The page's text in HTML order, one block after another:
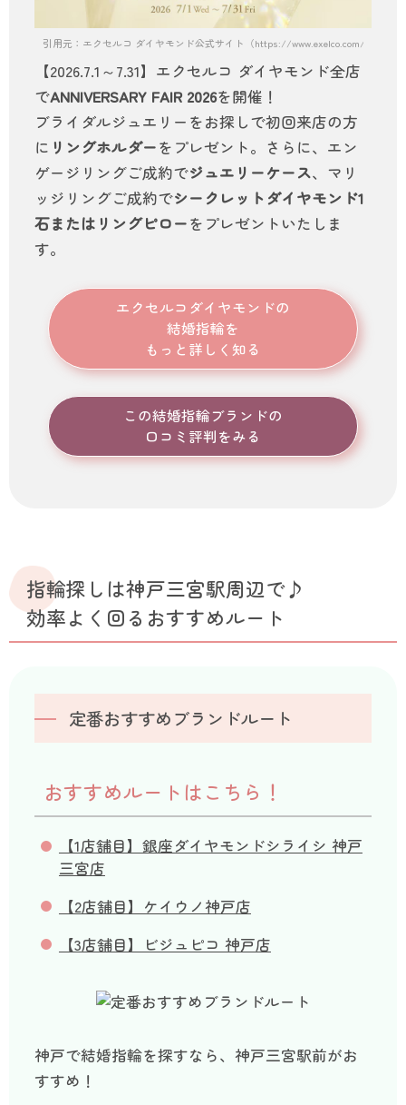
引用元：エクセルコ ダイヤモンド公式サイト（https://www.exelco.com/）
【2026.7.1～7.31】エクセルコ ダイヤモンド全店
でANNIVERSARY FAIR 2026を開催！
ブライダルジュエリーをお探しで初回来店の方
に リングホルダーをプレゼント。さらに、エン
ゲージリングご成約でジュエリーケース、マリ
ッジリングご成約でシークレットダイヤモンド1
石またはリングピローをプレゼントいたしま
す。
エクセルコダイヤモンドの
結婚指輪を
もっと詳しく知る
この結婚指輪ブランドの
口コミ評判をみる
指輪探しは神戸三宮駅周辺で♪
効率よく回るおすすめルート
定番おすすめブランドルート
おすすめルートはこちら！
【1店舗目】銀座ダイヤモンドシライシ 神戸
三宮店
【2店舗目】ケイウノ神戸店
【3店舗目】ビジュピコ 神戸店
神戸で結婚指輪を探すなら、神戸三宮駅前がお
すすめ！